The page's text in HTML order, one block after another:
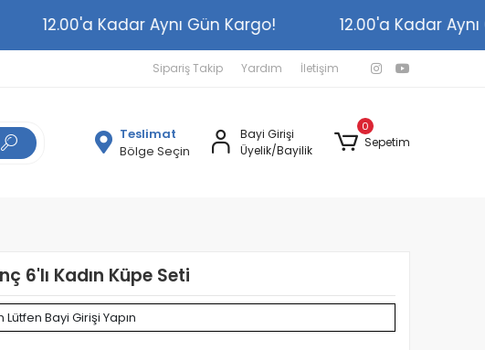
12.00'a Kadar Aynı Gün Kargo! 12.00'a Kadar
Sipariş Takip Yardım İletişim
Teslimat
Bölge Seçin
Bayi Girişi
Üyelik/Bayilik
0
Sepetim
6'lı Kadın Küpe Seti
Bayi Girişi Yapın